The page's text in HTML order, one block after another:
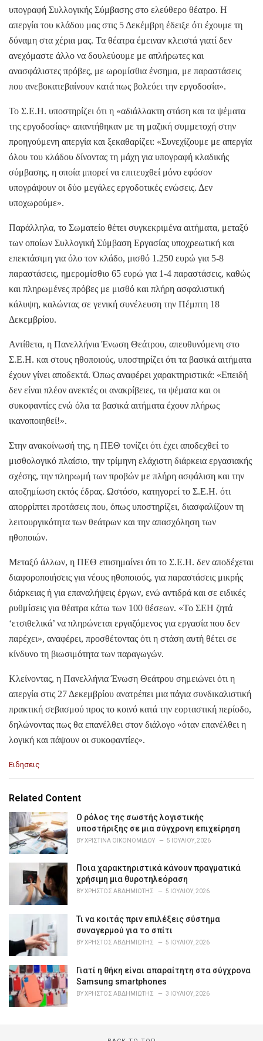
υπογραφή Συλλογικής Σύμβασης στο ελεύθερο θέατρο. Η
απεργία του κλάδου μας στις 5 Δεκέμβρη έδειξε ότι έχουμε τη
δύναμη στα χέρια μας. Τα θέατρα έμειναν κλειστά γιατί δεν
ανεχόμαστε άλλο να δουλεύουμε με απλήρωτες και
ανασφάλιστες πρόβες, με ωρομίσθια ένσημα, με παραστάσεις
που ανεβοκατεβαίνουν κατά πως βολεύει την εργοδοσία».
Το Σ.Ε.Η. υποστηρίζει ότι η «αδιάλλακτη στάση και τα ψέματα
της εργοδοσίας» απαντήθηκαν με τη μαζική συμμετοχή στην
προηγούμενη απεργία και ξεκαθαρίζει: «Συνεχίζουμε με απεργία
όλου του κλάδου δίνοντας τη μάχη για υπογραφή κλαδικής
σύμβασης, η οποία μπορεί να επιτευχθεί μόνο εφόσον
υπογράψουν οι δύο μεγάλες εργοδοτικές ενώσεις. Δεν
υποχωρούμε».
Παράλληλα, το Σωματείο θέτει συγκεκριμένα αιτήματα, μεταξύ
των οποίων Συλλογική Σύμβαση Εργασίας υποχρεωτική και
επεκτάσιμη για όλο τον κλάδο, μισθό 1.250 ευρώ για 5-8
παραστάσεις, ημερομίσθιο 65 ευρώ για 1-4 παραστάσεις, καθώς
και πληρωμένες πρόβες με μισθό και πλήρη ασφαλιστική
κάλυψη, καλώντας σε γενική συνέλευση την Πέμπτη 18
Δεκεμβρίου.
Αντίθετα, η Πανελλήνια Ένωση Θεάτρου, απευθυνόμενη στο
Σ.Ε.Η. και στους ηθοποιούς, υποστηρίζει ότι τα βασικά αιτήματα
έχουν γίνει αποδεκτά. Όπως αναφέρει χαρακτηριστικά: «Επειδή
δεν είναι πλέον ανεκτές οι ανακρίβειες, τα ψέματα και οι
συκοφαντίες ενώ όλα τα βασικά αιτήματα έχουν πλήρως
ικανοποιηθεί!».
Στην ανακοίνωσή της, η ΠΕΘ τονίζει ότι έχει αποδεχθεί το
μισθολογικό πλαίσιο, την τρίμηνη ελάχιστη διάρκεια εργασιακής
σχέσης, την πληρωμή των προβών με πλήρη ασφάλιση και την
αποζημίωση εκτός έδρας. Ωστόσο, κατηγορεί το Σ.Ε.Η. ότι
απορρίπτει προτάσεις που, όπως υποστηρίζει, διασφαλίζουν τη
λειτουργικότητα των θεάτρων και την απασχόληση των
ηθοποιών.
Μεταξύ άλλων, η ΠΕΘ επισημαίνει ότι το Σ.Ε.Η. δεν αποδέχεται
διαφοροποιήσεις για νέους ηθοποιούς, για παραστάσεις μικρής
διάρκειας ή για επαναλήψεις έργων, ενώ αντιδρά και σε ειδικές
ρυθμίσεις για θέατρα κάτω των 100 θέσεων. «Το ΣΕΗ ζητά
‘ετσιθελικά’ να πληρώνεται εργαζόμενος για εργασία που δεν
παρέχει», αναφέρει, προσθέτοντας ότι η στάση αυτή θέτει σε
κίνδυνο τη βιωσιμότητα των παραγωγών.
Κλείνοντας, η Πανελλήνια Ένωση Θεάτρου σημειώνει ότι η
απεργία στις 27 Δεκεμβρίου ανατρέπει μια πάγια συνδικαλιστική
πρακτική σεβασμού προς το κοινό κατά την εορταστική περίοδο,
δηλώνοντας πως θα επανέλθει στον διάλογο «όταν επανέλθει η
λογική και πάψουν οι συκοφαντίες».
C
e
o
r
i
e
Ειδησεις
Related Content
Ο ρόλος της σωστής λογιστικής
υποστήριξης σε μια σύγχρονη επιχείρηση
BYΧΡΙΣΤΊΝΑ ΟΙΚΟΝΟΜΊΔΟΥ 5 ΙΟΥΛΊΟΥ, 2026
Ποια χαρακτηριστικά κάνουν πραγματικά
χρήσιμη μια θυροτηλεόραση
BYΧΡΉΣΤΟΣ ΑΒΔΗΜΙΏΤΗΣ 5 ΙΟΥΛΊΟΥ, 2026
Τι να κοιτάς πριν επιλέξεις σύστημα
συναγερμού για το σπίτι
BYΧΡΉΣΤΟΣ ΑΒΔΗΜΙΏΤΗΣ 5 ΙΟΥΛΊΟΥ, 2026
Γιατί η θήκη είναι απαραίτητη στα σύγχρονα
Samsung smartphones
BYΧΡΉΣΤΟΣ ΑΒΔΗΜΙΏΤΗΣ 3 ΙΟΥΛΊΟΥ, 2026